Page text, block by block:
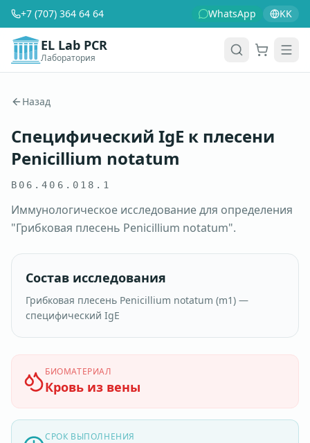
+7 (707) 364 64 64 WhatsApp KK
EL Lab PCR
Лаборатория
Назад
Специфический IgE к плесени
Penicillium notatum
B06.406.018.1
Иммунологическое исследование для определения
"Грибковая плесень Penicillium notatum".
Состав исследования
Грибковая плесень Penicillium notatum (m1) —
специфический IgE
БИОМАТЕРИАЛ
Кровь из вены
СРОК ВЫПОЛНЕНИЯ